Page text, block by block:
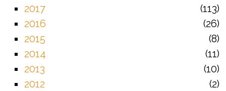
2017
113
2016
26
2015
8
2014
11
2013
10
2012
2